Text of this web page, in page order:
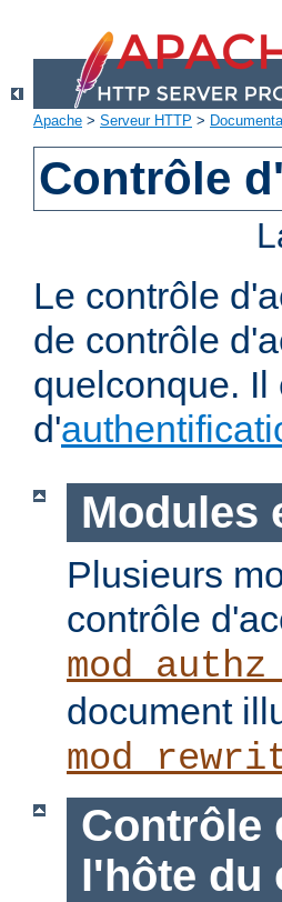
Apache > Serveur HTTP >
Contrôle
Le contrôle
de contrôle
quelconque. Il
d'
Modules
Plusieurs
contrôle
document
Contrôle
l'hôte du